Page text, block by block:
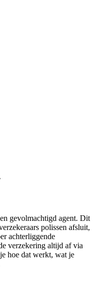
gevolmachtigd agent. Dit
polissen afsluit,
achterliggende
verzekering altijd af via
hoe dat werkt, wat je